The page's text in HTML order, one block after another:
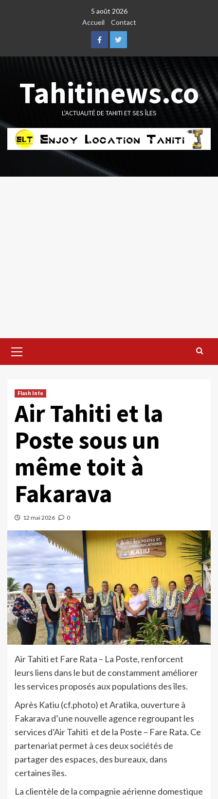
5 août 2026
Accueil
Contact
FacebookTwitter
Tahitinews.co
L'ACTUALITÉ DE TAHITI ET SES ÎLES
Menu
Flash Info
Air Tahiti et la
Poste sous un
même toit à
Fakarava
12 mai 2026 0
Air Tahiti et Fare Rata – La Poste, renforcent
leurs liens dans le but de constamment améliorer
les services proposés aux populations des îles.
Après Katiu (cf.photo) et Aratika, ouverture à
Fakarava d’une nouvelle agence regroupant les
services d’Air Tahiti et de la Poste – Fare Rata. Ce
partenariat permet à ces deux sociétés de
partager des espaces, des bureaux, dans
certaines îles.
La clientèle de la compagnie aérienne domestique